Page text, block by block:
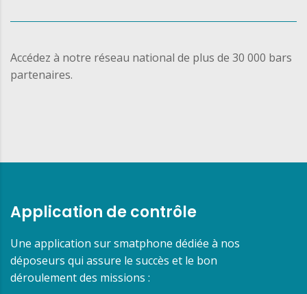
Accédez à notre réseau national de plus de 30 000 bars
partenaires.
Application de contrôle
Une application sur smatphone dédiée à nos
déposeurs qui assure le succès et le bon
déroulement des missions :